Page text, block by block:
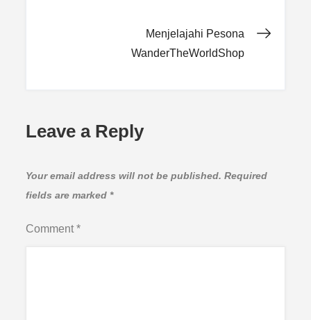
Menjelajahi Pesona
WanderTheWorldShop
Leave a Reply
Your email address will not be published. Required
fields are marked *
Comment*